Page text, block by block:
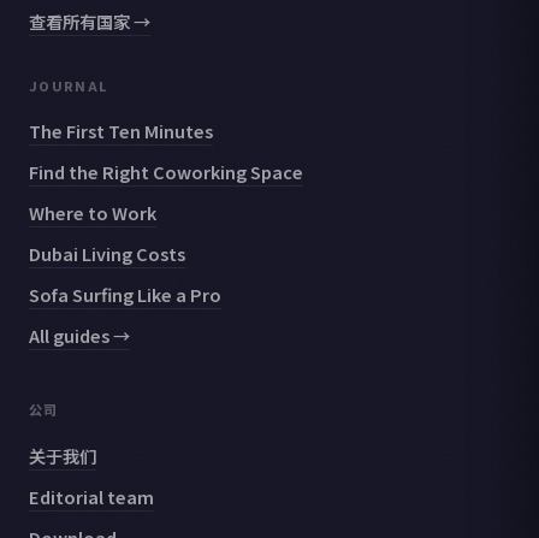
查看所有国家 →
JOURNAL
The First Ten Minutes
Find the Right Coworking Space
Where to Work
Dubai Living Costs
Sofa Surfing Like a Pro
All guides →
公司
关于我们
Editorial team